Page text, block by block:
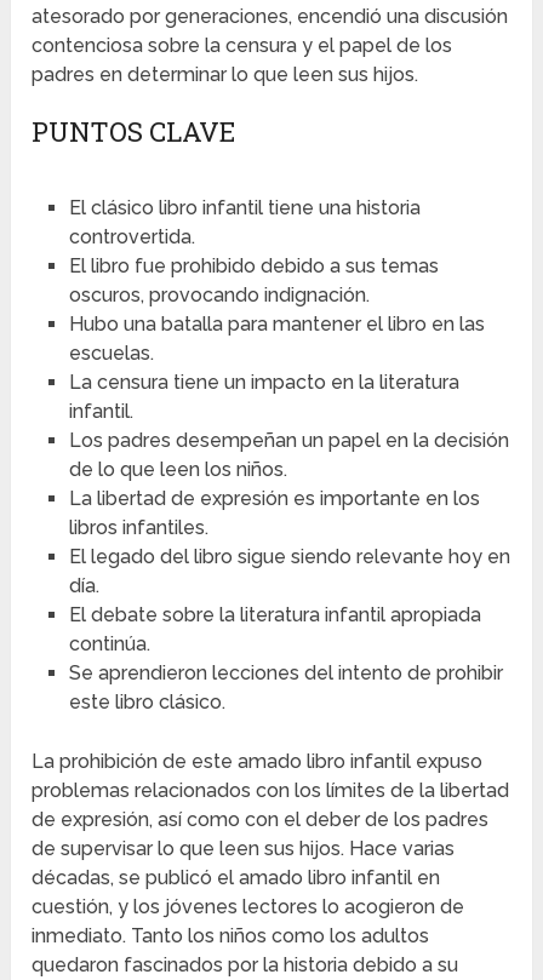
atesorado por generaciones, encendió una discusión
contenciosa sobre la censura y el papel de los
padres en determinar lo que leen sus hijos.
PUNTOS CLAVE
El clásico libro infantil tiene una historia
controvertida.
El libro fue prohibido debido a sus temas
oscuros, provocando indignación.
Hubo una batalla para mantener el libro en las
escuelas.
La censura tiene un impacto en la literatura
infantil.
Los padres desempeñan un papel en la decisión
de lo que leen los niños.
La libertad de expresión es importante en los
libros infantiles.
El legado del libro sigue siendo relevante hoy en
día.
El debate sobre la literatura infantil apropiada
continúa.
Se aprendieron lecciones del intento de prohibir
este libro clásico.
La prohibición de este amado libro infantil expuso
problemas relacionados con los límites de la libertad
de expresión, así como con el deber de los padres
de supervisar lo que leen sus hijos. Hace varias
décadas, se publicó el amado libro infantil en
cuestión, y los jóvenes lectores lo acogieron de
inmediato. Tanto los niños como los adultos
quedaron fascinados por la historia debido a su